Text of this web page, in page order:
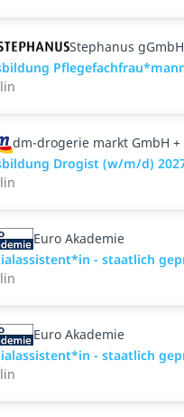
Stephanus
dm-drogerie markt GmbH +
Drogist (w/m/d)
Euro Akademie
- staatlich
Euro Akademie
- staatlich